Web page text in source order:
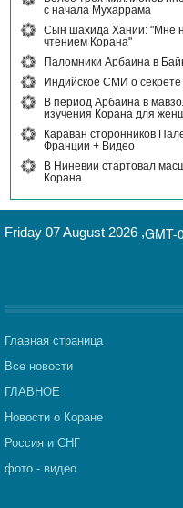
с начала Мухаррама
Сын шахида Хании: "Мне
чтением Корана"
Паломники Арбаина в
Индийское СМИ о
В период Арбаина в
изучения Корана для
Караван сторонников
Франции + Видео
В Ниневии стартовал
Корана
GMT-
Friday 07 August 2026 ,
Главная страница
Все новости
ГЛАВНОЕ
Новости о Коране
Россия и СНГ
фото - видео